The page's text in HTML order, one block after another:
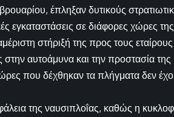
έπληξαν δυτικούς
εγκαταστάσεις σε διάφορες χώρες
στήριξή της προς τους
αυτοάμυνα και την προστασία της
που δέχθηκαν τα πλήγματα δεν
της ναυσιπλοΐας, καθώς η